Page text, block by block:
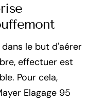
le but d'aérer
effectuer est
Pour cela,
Elagage 95